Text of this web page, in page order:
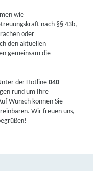
wie
nach §§ 43b,
oder
den aktuellen
gemeinsam die
der Hotline040
rund um Ihre
Wunsch können Sie
Wir freuen uns,